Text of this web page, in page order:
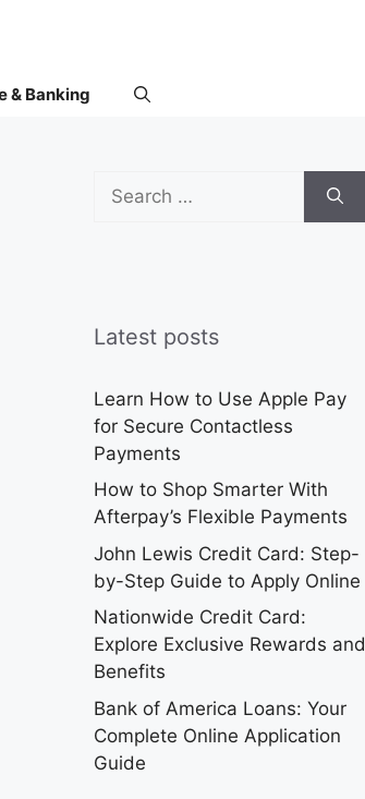
& Banking
for:
Latest posts
Learn How to Use Apple Pay
for Secure Contactless
Payments
How to Shop Smarter With
Afterpay’s Flexible Payments
John Lewis Credit Card: Step-
by-Step Guide to Apply Online
Nationwide Credit Card:
Explore Exclusive Rewards and
Benefits
Bank of America Loans: Your
Complete Online Application
Guide